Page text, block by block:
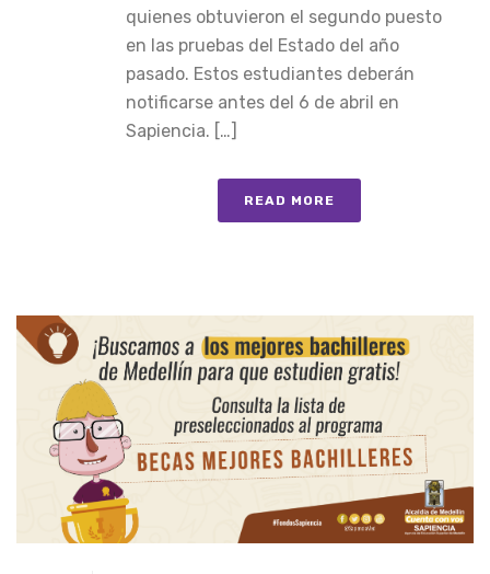
quienes obtuvieron el segundo puesto
en las pruebas del Estado del año
pasado. Estos estudiantes deberán
notificarse antes del 6 de abril en
Sapiencia. […]
READ MORE